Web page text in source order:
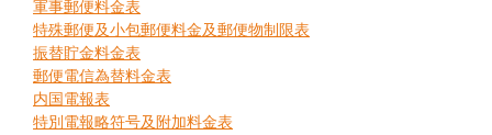
軍事郵便料金表
特殊郵便及小包郵便料金及郵便物制限表
振替貯金料金表
郵便電信為替料金表
内国電報表
特別電報略符号及附加料金表